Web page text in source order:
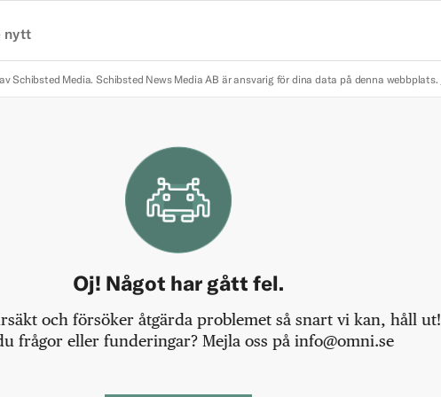
nytt
Schibsted Media. Schibsted News Media AB är ansvarig för dina data på denna webbplats.
Oj! Något har gått fel.
och försöker åtgärda problemet så snart vi kan, håll ut!
frågor eller funderingar? Mejla oss på info@omni.se